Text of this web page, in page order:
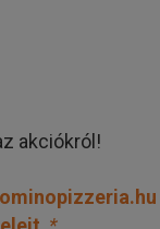
akciókról!